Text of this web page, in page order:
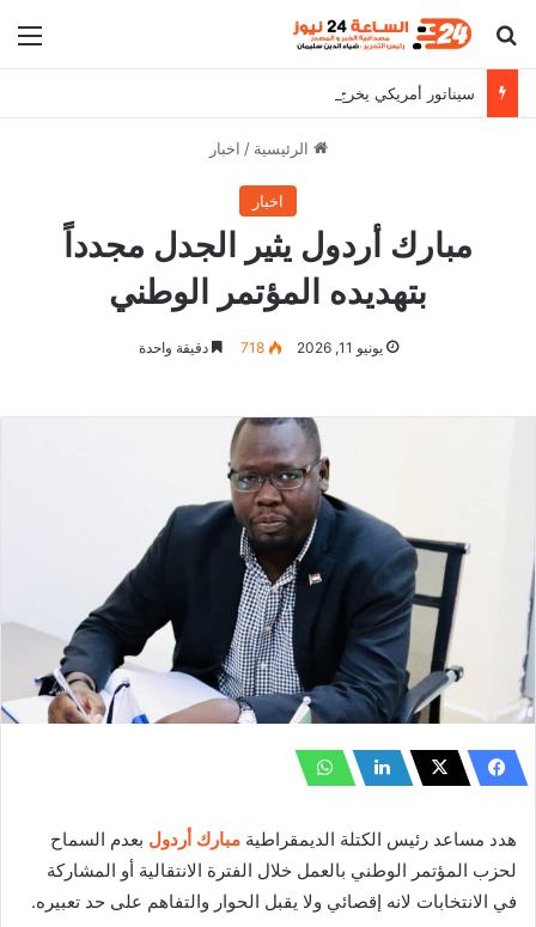
بحث عن
الرئيسية / اخبار
اخبار
مبارك أردول يثير الجدل مجدداً
بتهديده المؤتمر الوطني
يونيو 11, 2026 718 دقيقة واحدة
هدد مساعد رئيس الكتلة الديمقراطية مبارك أردول بعدم السماح
لحزب المؤتمر الوطني بالعمل خلال الفترة الانتقالية أو المشاركة
في الانتخابات لانه إقصائي ولا يقبل الحوار والتفاهم على حد تعبيره.